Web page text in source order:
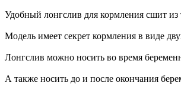
Удобный лонгслив для кормления сшит из
Модель имеет секрет кормления в виде
Лонгслив можно носить во время
А также носить до и после окончания